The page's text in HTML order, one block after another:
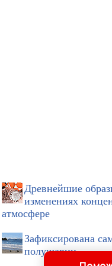
Древнейшие
изменениях
атмосфере
Зафиксирована
полушарии